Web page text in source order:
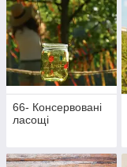
66- Консервовані
ласощі